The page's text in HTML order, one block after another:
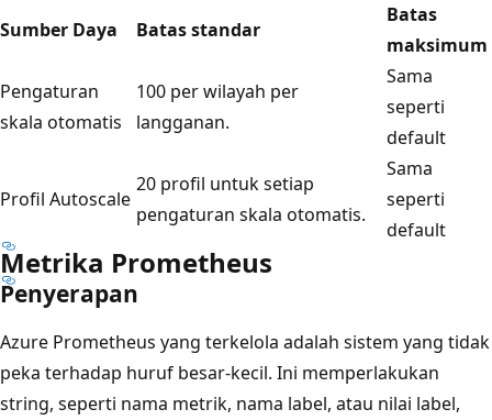
Sumber Daya Batas standar
Batas
maksimum
Pengaturan
skala otomatis
100 per wilayah per
langganan.
Sama
seperti
default
Profil Autoscale
20 profil untuk setiap
pengaturan skala otomatis.
Sama
seperti
default
Metrika Prometheus
Penyerapan
Azure Prometheus yang terkelola adalah sistem yang tidak
peka terhadap huruf besar-kecil. Ini memperlakukan
string, seperti nama metrik, nama label, atau nilai label,